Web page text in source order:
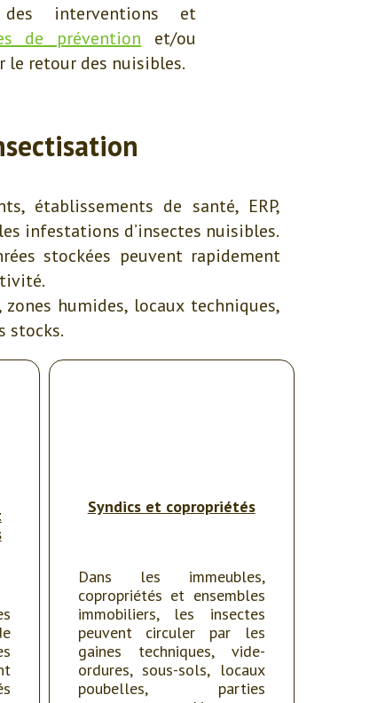
interventions et
de prévention et/ou
le retour des nuisibles.
établissements de santé, ERP,
infestations d’insectes nuisibles.
stockées peuvent rapidement
humides, locaux techniques,
stocks.
Syndics et copropriétés
Dans les immeubles,
copropriétés et ensembles
immobiliers, les insectes
peuvent circuler par les
gaines techniques, vide-
ordures, sous-sols, locaux
poubelles, parties